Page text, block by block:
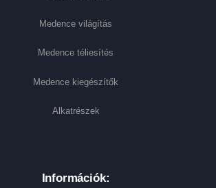
Medence világítás
Medence téliesítés
Medence kiegészítők
Alkatrészek
Információk: